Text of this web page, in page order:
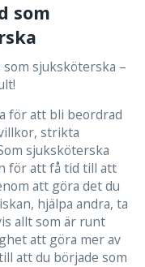
som
sjuksköterska –
för att bli beordrad
strikta
sjuksköterska
för att få tid till att
att göra det du
hjälpa andra, ta
allt som är runt
att göra mer av
att du började som